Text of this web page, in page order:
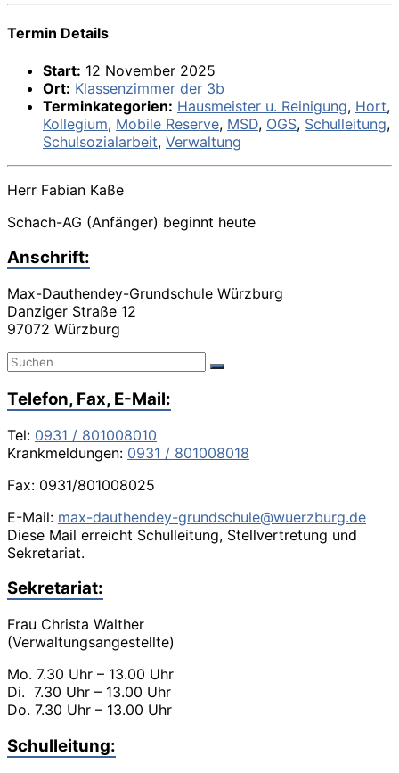
Termin Details
Start: 12 November 2025
Ort: Klassenzimmer der 3b
Terminkategorien: Hausmeister u. Reinigung, Hort,
Kollegium, Mobile Reserve, MSD, OGS, Schulleitung,
Schulsozialarbeit, Verwaltung
Herr Fabian Kaße
Schach-AG (Anfänger) beginnt heute
Anschrift:
Max-Dauthendey-Grundschule Würzburg
Danziger Straße 12
97072 Würzburg
Telefon, Fax, E-Mail:
Tel: 0931 / 801008010
Krankmeldungen: 0931 / 801008018
Fax: 0931/801008025
E-Mail: max-dauthendey-grundschule@wuerzburg.de
Diese Mail erreicht Schulleitung, Stellvertretung und
Sekretariat.
Sekretariat:
Frau Christa Walther
(Verwaltungsangestellte)
Mo. 7.30 Uhr – 13.00 Uhr
Di. 7.30 Uhr – 13.00 Uhr
Do. 7.30 Uhr – 13.00 Uhr
Schulleitung: